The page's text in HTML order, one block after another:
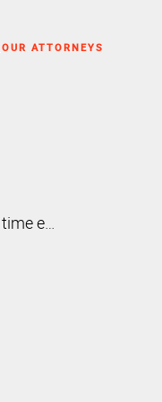
OUR ATTORNEYS
dismissal